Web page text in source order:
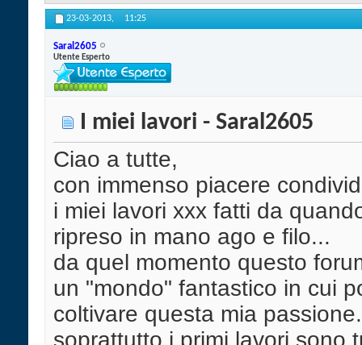
23-03-2013, 11:25
Saral2605
Utente Esperto
I miei lavori - Saral2605
Ciao a tutte,
con immenso piacere
i miei lavori xxx fatti da
ripreso in mano ago e filo...
da quel momento questo
un "mondo" fantastico in cui
coltivare questa mia